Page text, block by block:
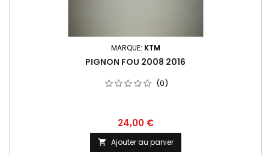
MARQUE: KTM
PIGNON FOU 2008 2016
(0)
24,00 €
 Ajouter au panier